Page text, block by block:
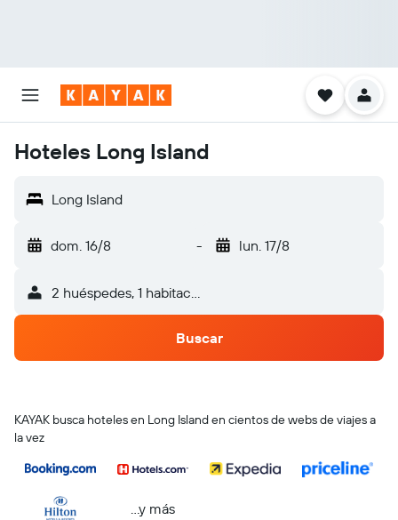
Hoteles Long Island
Long Island
dom. 16/8 - lun. 17/8
2 huéspedes, 1 habitación
Buscar
KAYAK busca hoteles en Long Island en cientos de webs de viajes a
la vez
...y más